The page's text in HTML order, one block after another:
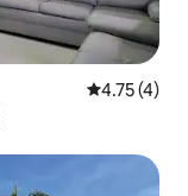
평점 4.75점
4.75 (4)